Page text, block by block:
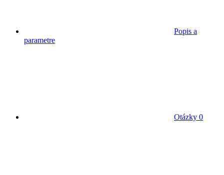
Popis a
parametre
Otázky 0